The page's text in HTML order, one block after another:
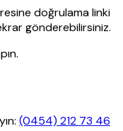
doğrulama linki
gönderebilirsiniz.
(0454) 212 73 46